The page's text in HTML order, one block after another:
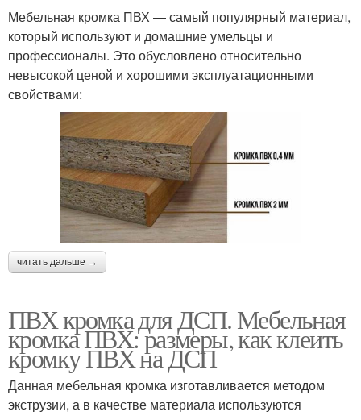
Мебельная кромка ПВХ — самый популярный материал,
который используют и домашние умельцы и
профессионалы. Это обусловлено относительно
невысокой ценой и хорошими эксплуатационными
свойствами:
читать дальше →
ПВХ кромка для ДСП. Мебельная
кромка ПВХ: размеры, как клеить
кромку ПВХ на ДСП
Данная мебельная кромка изготавливается методом
экструзии, а в качестве материала используются